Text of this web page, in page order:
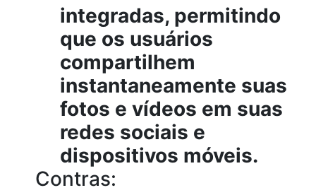
integradas, permitindo
que os usuários
compartilhem
instantaneamente suas
fotos e vídeos em suas
redes sociais e
dispositivos móveis.
Contras: